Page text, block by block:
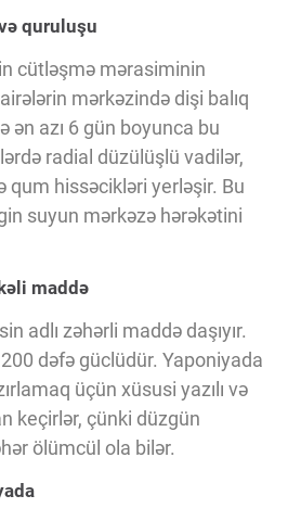
quruluşu
cütləşmə mərasiminin
mərkəzində dişi balıq
ən azı 6 gün boyunca bu
radial düzülüşlü vadilər,
qum hissəcikləri yerləşir. Bu
suyun mərkəzə hərəkətini
maddə
adlı zəhərli maddə daşıyır.
dəfə güclüdür. Yaponiyada
üçün xüsusi yazılı və
keçirlər, çünki düzgün
ölümcül ola bilər.